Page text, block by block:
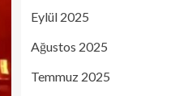
Eylül 2025
Ağustos 2025
Temmuz 2025